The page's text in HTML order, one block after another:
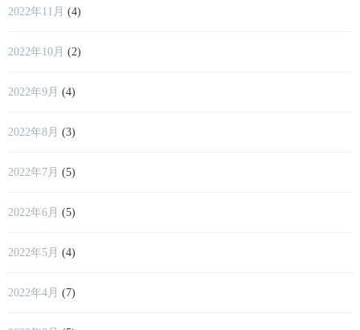
2022年11月 (4)
2022年10月 (2)
2022年9月 (4)
2022年8月 (3)
2022年7月 (5)
2022年6月 (5)
2022年5月 (4)
2022年4月 (7)